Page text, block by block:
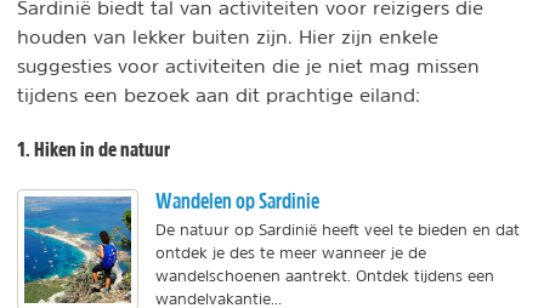
Sardinië biedt tal van activiteiten voor reizigers die
houden van lekker buiten zijn. Hier zijn enkele
suggesties voor activiteiten die je niet mag missen
tijdens een bezoek aan dit prachtige eiland:
1. Hiken in de natuur
Wandelen op Sardinie
De natuur op Sardinië heeft veel te bieden en dat
ontdek je des te meer wanneer je de
wandelschoenen aantrekt. Ontdek tijdens een
wandelvakantie...